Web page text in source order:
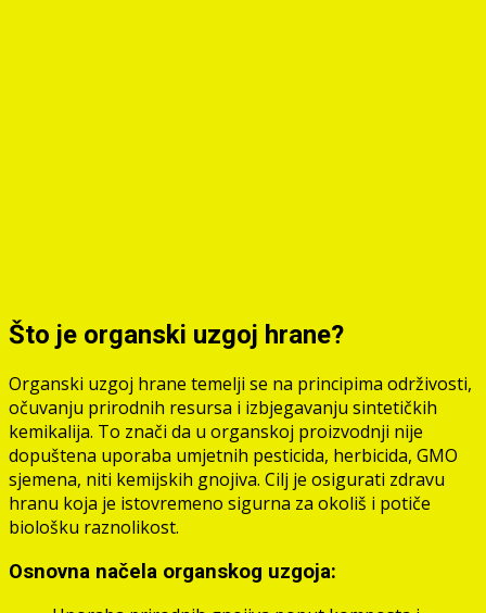
Što je organski uzgoj hrane?
Organski uzgoj hrane temelji se na principima održivosti,
očuvanju prirodnih resursa i izbjegavanju sintetičkih
kemikalija. To znači da u organskoj proizvodnji nije
dopuštena uporaba umjetnih pesticida, herbicida, GMO
sjemena, niti kemijskih gnojiva. Cilj je osigurati zdravu
hranu koja je istovremeno sigurna za okoliš i potiče
biološku raznolikost.
Osnovna načela organskog uzgoja: